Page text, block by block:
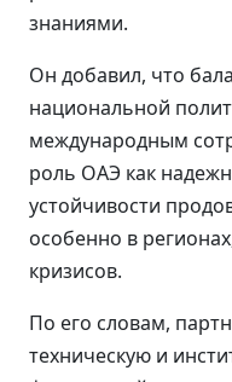
знаниями.
Он добавил, что
национальной
международным
роль ОАЭ как
устойчивости
особенно в
кризисов.
По его словам,
техническую и